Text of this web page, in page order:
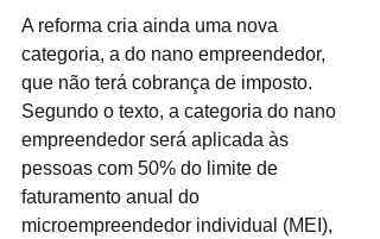
A reforma cria ainda uma nova
categoria, a do nano empreendedor,
que não terá cobrança de imposto.
Segundo o texto, a categoria do nano
empreendedor será aplicada às
pessoas com 50% do limite de
faturamento anual do
microempreendedor individual (MEI),